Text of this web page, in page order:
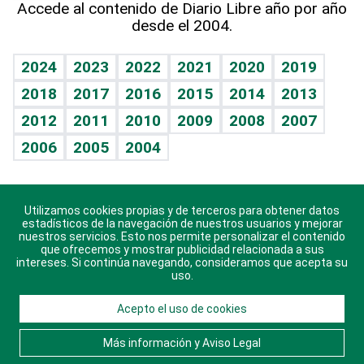
Vida y familia
Eñe
Celebrando la vida
Sin complejos
En pocas palabras
Escuchando al corazón
Economía Personal
TBT Deportivo
Guía del dinero
Horóscopos
Crucigramas
Accede al contenido de Diario Libre año por año
desde el 2004.
2024 2023 2022 2021 2020
2019
2018
2017 2016 2015 2014
2013
2012
2011 2010 2009 2008
2007
2006
2005 2004
Descarga nuestras aplicaciones para Android, iOS y
sistema Huawei.
© 2021 Diario Libre, todos los derechos reservados.
Consulta elAviso Legal. Ponte en Contacto
nosotros y conoce más sobre Diario Libre
Utilizamos cookies propias y de terceros para obtener datos
estadísticos de la navegación de nuestros usuarios y mejorar
nuestros servicios. Esto nos permite personalizar el contenido
que ofrecemos y mostrar publicidad relacionada a sus
intereses. Si continúa navegando, consideramos que acepta su
uso.
Acepto el uso de cookies
Más información y Aviso Legal